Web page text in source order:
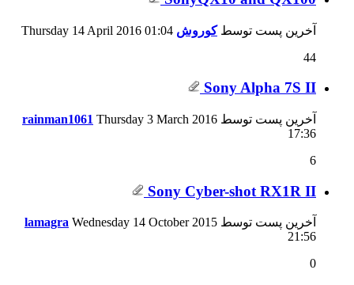
آخرین پست توسطکوروش Thursday 14 April 2016 01:04
44
Sony Alpha 7S II
آخرین پست توسط rainman1061 Thursday 3 March 2016
17:36
6
Sony Cyber-shot RX1R II
آخرین پست توسط lamagra Wednesday 14 October 2015
21:56
0